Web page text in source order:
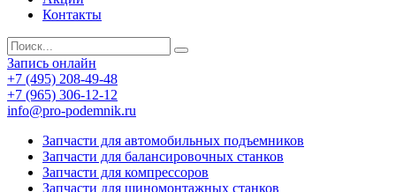
Контакты
Запись онлайн
+7 (495) 208-49-48
+7 (965) 306-12-12
info@pro-podemnik.ru
Запчасти для автомобильных подъемников
Запчасти для балансировочных станков
Запчасти для компрессоров
Запчасти для шиномонтажных станков